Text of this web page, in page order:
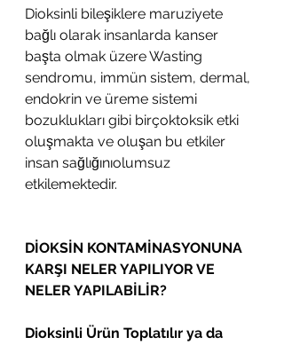
Dioksinli bileşiklere maruziyete
bağlı olarak insanlarda kanser
başta olmak üzere Wasting
sendromu, immün sistem, dermal,
endokrin ve üreme sistemi
bozuklukları gibi birçoktoksik etki
oluşmakta ve oluşan bu etkiler
insan sağlığınıolumsuz
etkilemektedir.
DİOKSİN KONTAMİNASYONUNA
KARŞI NELER YAPILIYOR VE
NELER YAPILABİLİR?
Dioksinli Ürün Toplatılır ya da